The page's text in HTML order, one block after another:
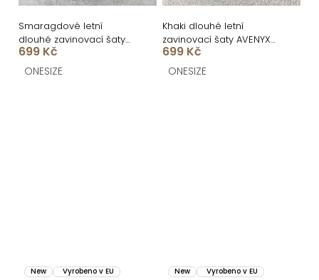
Smaragdové letní
dlouhé zavinovací šaty
AVENYXA s páskem
699 Kč
ONESIZE
Khaki dlouhé letní
zavinovací šaty AVENYXA
s páskem
699 Kč
ONESIZE
New Vyrobeno v EU New Vyrobeno v EU